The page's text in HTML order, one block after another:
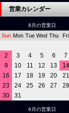
営業カレンダー
8月の営業日
Sun Mon Tue Wed Thu Fri
2
3 4 5 6 7
9
10 11 12 13 14
16
17 18 19 20 21
23
24 25 26 27 28
30
31
9月の営業日